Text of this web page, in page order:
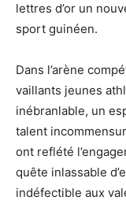
lettres d’or un
sport guinéen.
Dans l’arène
vaillants jeunes
inébranlable, un
talent
ont reflété
quête inlassable
indéfectible aux